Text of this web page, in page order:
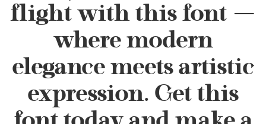
flight with this font —
where modern
elegance meets artistic
expression. Get this